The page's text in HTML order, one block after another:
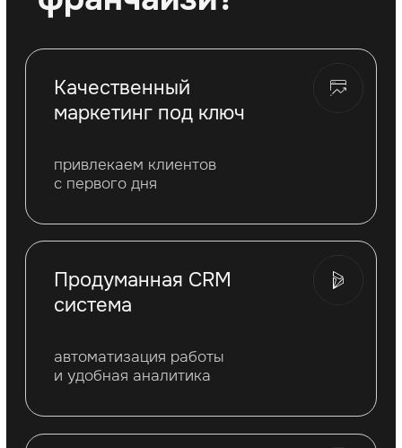
подбор кредита
Мы сотрудничаем с рядом банков и
ПОДОБРАТЬ